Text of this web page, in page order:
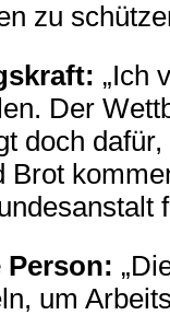
zu
„Ich
Der
doch
Brot
um